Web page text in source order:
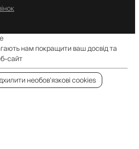
нам покращити ваш досвід та
сайт
необов’язкові cookies